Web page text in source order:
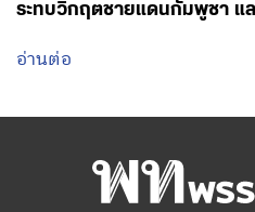
ระทบวิกฤตชายแดนกัมพูชา แ
อ่านต่อ